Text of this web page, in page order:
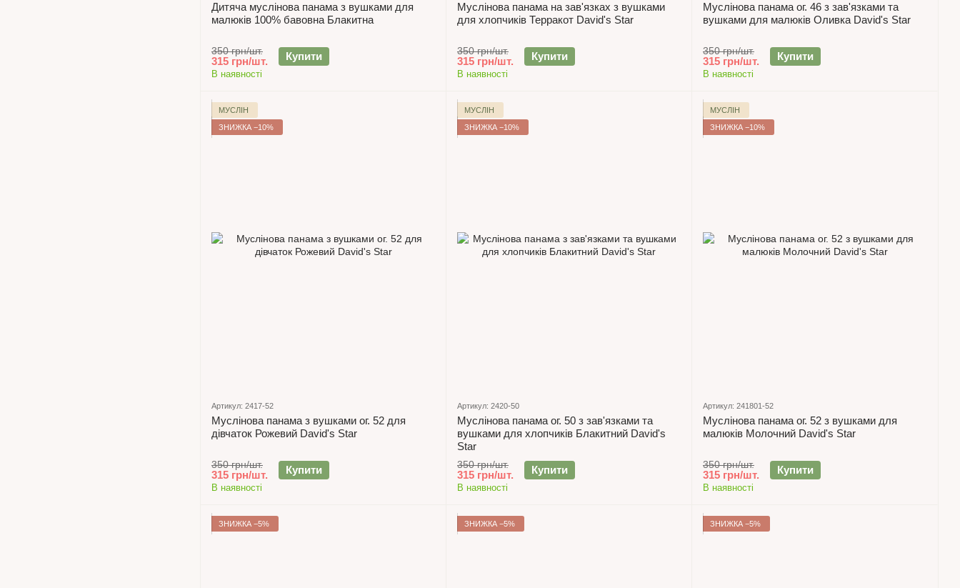
Дитяча муслінова панама з вушками для
малюків 100% бавовна Блакитна
350 грн/шт.
315 грн/шт. Купити
В наявності
Муслінова панама на зав'язках з вушками
для хлопчиків Терракот David's Star
350 грн/шт.
315 грн/шт. Купити
В наявності
Муслінова панама ог. 46 з зав'язками та
вушками для малюків Оливка David's Star
350 грн/шт.
315 грн/шт. Купити
В наявності
МУСЛІН
ЗНИЖКА −10%
Артикул: 2417-52
Муслінова панама з вушками ог. 52 для
дівчаток Рожевий David's Star
350 грн/шт.
315 грн/шт. Купити
В наявності
МУСЛІН
ЗНИЖКА −10%
Артикул: 2420-50
Муслінова панама ог. 50 з зав'язками та
вушками для хлопчиків Блакитний David's
Star
350 грн/шт.
315 грн/шт. Купити
В наявності
МУСЛІН
ЗНИЖКА −10%
Артикул: 241801-52
Муслінова панама ог. 52 з вушками для
малюків Молочний David's Star
350 грн/шт.
315 грн/шт. Купити
В наявності
ЗНИЖКА −5% ЗНИЖКА −5% ЗНИЖКА −5%